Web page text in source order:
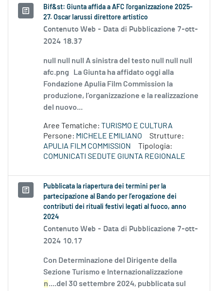
Bif&st: Giunta affida a AFC l'organizzazione 2025-
27. Oscar Iarussi direttore artistico
Contenuto Web - Data di Pubblicazione 7-ott-
2024 18.37
null null null A sinistra del testo null null null
afc.png La Giunta ha affidato oggi alla
Fondazione Apulia Film Commission la
produzione, l’organizzazione e la realizzazione
del nuovo...
Aree Tematiche: TURISMO E CULTURA
Persone: MICHELE EMILIANO
Strutture:
APULIA FILM COMMISSION
Tipologia:
COMUNICATI SEDUTE GIUNTA REGIONALE
Pubblicata la riapertura dei termini per la
partecipazione al Bando per l’erogazione dei
contributi dei rituali festivi legati al fuoco, anno
2024
Contenuto Web - Data di Pubblicazione 7-ott-
2024 10.17
Con Determinazione del Dirigente della
Sezione Turismo e Internazionalizzazione
n....del 30 settembre 2024, pubblicata sul